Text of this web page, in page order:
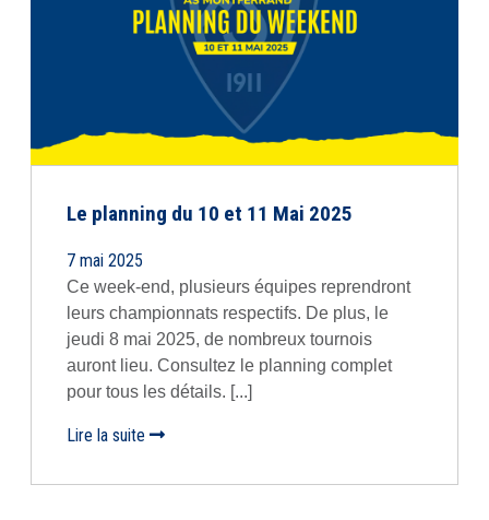
Le planning du 10 et 11 Mai 2025
7 mai 2025
Ce week-end, plusieurs équipes reprendront
leurs championnats respectifs. De plus, le
jeudi 8 mai 2025, de nombreux tournois
auront lieu. Consultez le planning complet
pour tous les détails. [...]
Lire la suite